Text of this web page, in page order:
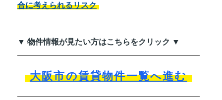
合に考えられるリスク
▼ 物件情報が見たい方はこちらをクリック ▼
大阪市の賃貸物件一覧へ進む